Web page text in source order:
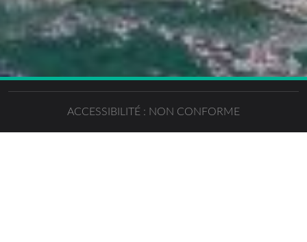
ACCESSIBILITÉ : NON CONFORME